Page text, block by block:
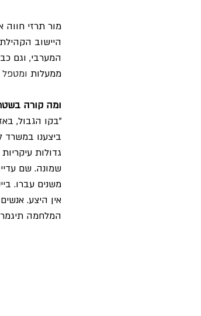
מור תרזי
היישוב
המערבי, וגם
ממעלות ומטפל
ומה קורה
"בקו הגבול,
ביצענו במשרד
גדולות
שמונה. שם
משנים עברו.
אין היצע.
המלחמה